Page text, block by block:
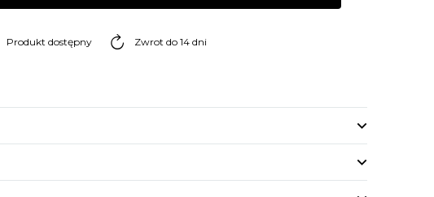
Produkt dostępny Zwrot do 14 dni